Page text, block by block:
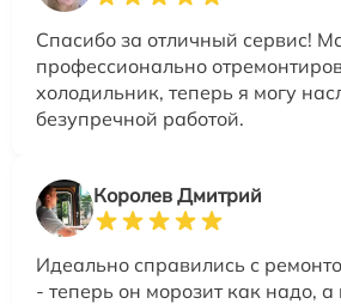
Спасибо за отличный сервис!
профессионально
холодильник, теперь я могу
безупречной работой.
Королев Дмитрий
Идеально справились с
- теперь он морозит как надо, а